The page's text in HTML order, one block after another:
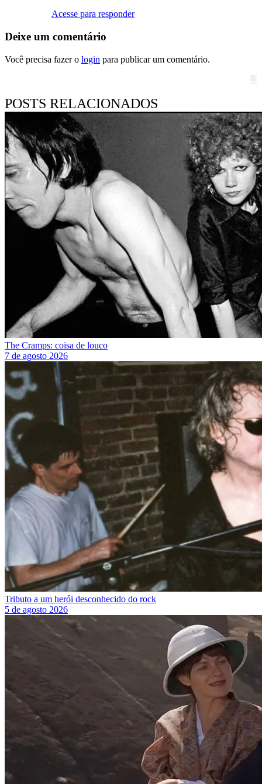
Acesse para responder
Deixe um comentário
Você precisa fazer o login para publicar um comentário.
POSTS RELACIONADOS
The Cramps: coisa de louco
7 de agosto 2026
Tributo a um herói desconhecido do rock
5 de agosto 2026